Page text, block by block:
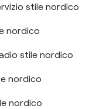
stile nordico
nordico
stile nordico
nordico
nordico